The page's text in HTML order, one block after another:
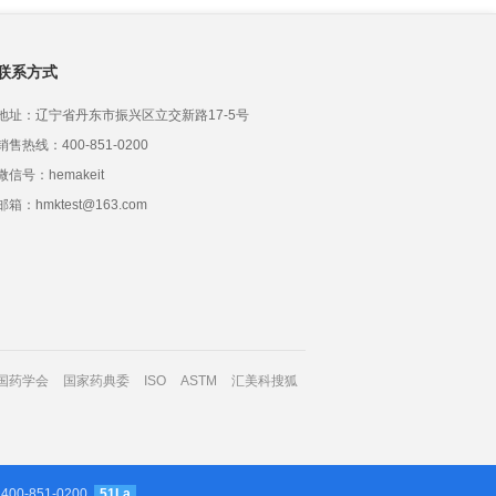
系方式
址：辽宁省丹东市振兴区立交新路17-5号
售热线：400-851-0200
信号：hemakeit
箱：hmktest@163.com
药学会 国家药典委 ISO ASTM 汇美科搜狐